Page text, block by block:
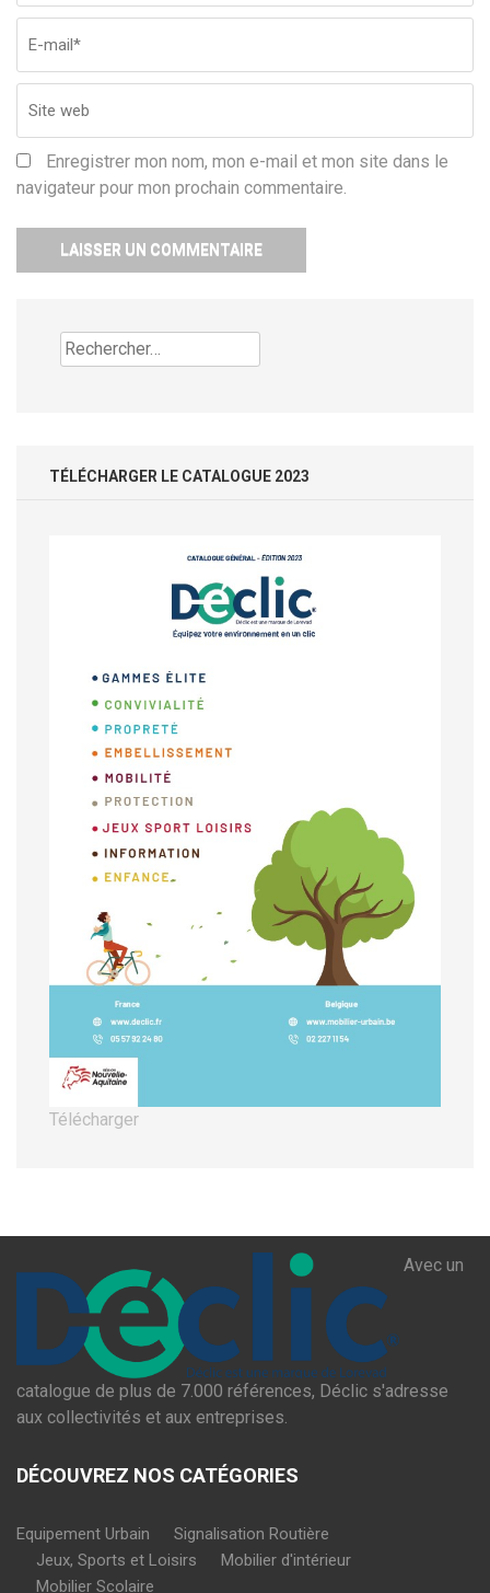
Enregistrer mon nom, mon e-mail et mon site dans le
navigateur pour mon prochain commentaire.
Rechercher :
TÉLÉCHARGER LE CATALOGUE 2023
Télécharger
Avec un
catalogue de plus de 7.000 références, Déclic s'adresse
aux collectivités et aux entreprises.
DÉCOUVREZ NOS CATÉGORIES
Equipement Urbain
Signalisation Routière
Jeux, Sports et Loisirs
Mobilier d'intérieur
Mobilier Scolaire